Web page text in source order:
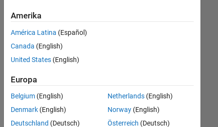
Derzeit
es
keine
offenen
Stellen,
Ihren
Suchkriterien
entsprechen.
Amerika
América Latina (Español)
Canada (English)
United States (English)
Europa
Belgium (English)
Denmark (English)
Deutschland (Deutsch)
Netherlands(English)
Norway(English)
Österreich (Deutsch)